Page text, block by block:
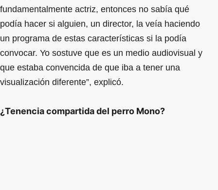
fundamentalmente actriz, entonces no sabía qué
podía hacer si alguien, un director, la veía haciendo
un programa de estas características si la podía
convocar. Yo sostuve que es un medio audiovisual y
que estaba convencida de que iba a tener una
visualización diferente”, explicó.
¿Tenencia compartida del perro Mono?